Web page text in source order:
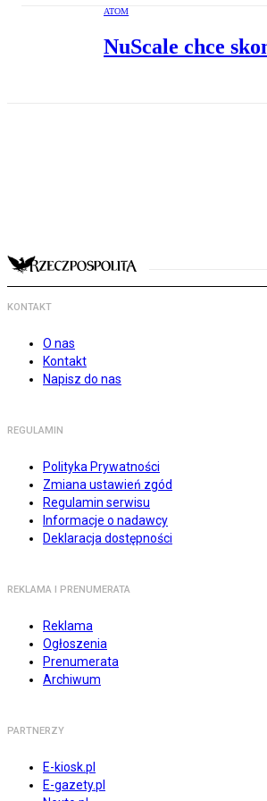
ATOM
NuScale chce
KONTAKT
O nas
Kontakt
Napisz do nas
REGULAMIN
Polityka Prywatności
Zmiana ustawień zgód
Regulamin serwisu
Informacje o nadawcy
Deklaracja dostępności
REKLAMA I PRENUMERATA
Reklama
Ogłoszenia
Prenumerata
Archiwum
PARTNERZY
E-kiosk.pl
E-gazety.pl